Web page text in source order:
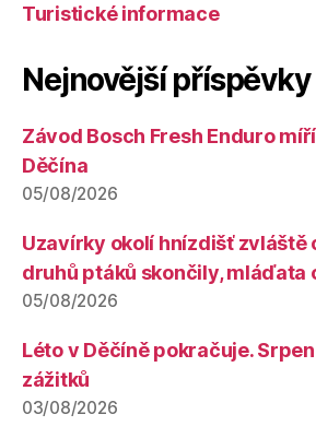
Turistické informace
Nejnovější příspěvky
Závod Bosch Fresh Enduro
Děčína
05/08/2026
Uzavírky okolí hnízdišť zvláště
druhů ptáků skončily, mláďata
05/08/2026
Léto v Děčíně pokračuje.
zážitků
03/08/2026